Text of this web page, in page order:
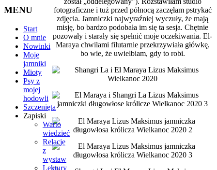
fotograficzne i tuż przed północą zaczęłam pstrykać
zdjęcia. Jamniczki najwyraźniej wyczuły, że mają
misję, bo bardzo podobała im się ta sesja. Chętnie
pozowały i starały się spełnić moje oczekiwania. El-
Maraya chwilami filutarnie przekrzywiała główkę,
bo wie, że uwielbiam, gdy to robi.
MENU
Start
O mnie
Nowinki
Moje
jamniki
Mioty
Psy z
mojej
hodowli
Szczenięta
Zapiski
Warto
wiedzieć
Relacje
z
wystaw
Lektury